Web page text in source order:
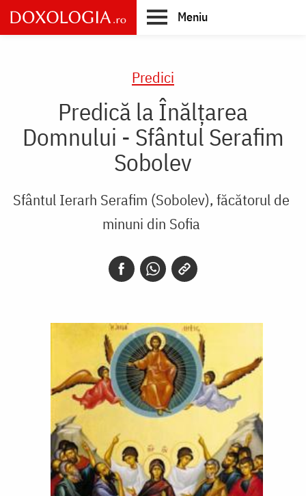
Skip
to
main
Meniu
Predici
Predică la Înălţarea
Domnului - Sfântul Serafim
Sobolev
Sfântul Ierarh Serafim (Sobolev), făcătorul de
minuni din Sofia